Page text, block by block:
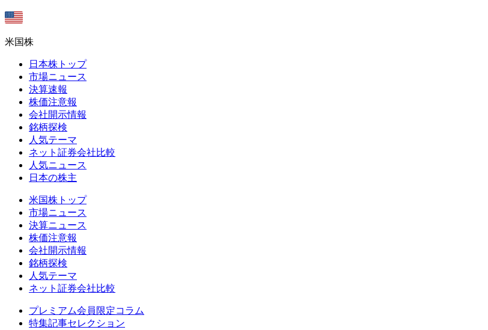
米国株
日本株トップ
市場ニュース
決算速報
株価注意報
会社開示情報
銘柄探検
人気テーマ
ネット証券会社比較
人気ニュース
日本の株主
米国株トップ
市場ニュース
決算ニュース
株価注意報
会社開示情報
銘柄探検
人気テーマ
ネット証券会社比較
プレミアム会員限定コラム
特集記事セレクション